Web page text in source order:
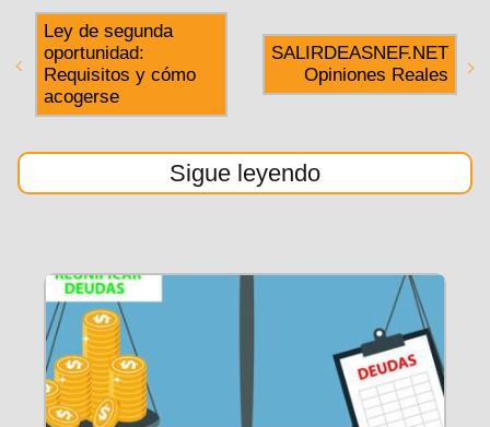
k
Ley de segunda
oportunidad:
Requisitos y cómo
acogerse
SALIRDEASNEF.NET
Opiniones Reales
Sigue leyendo